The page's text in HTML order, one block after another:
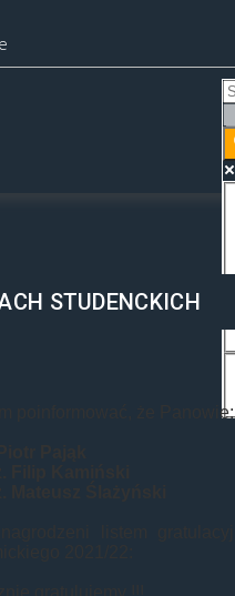
STUDENCKICH
poinformować, że Panowie: